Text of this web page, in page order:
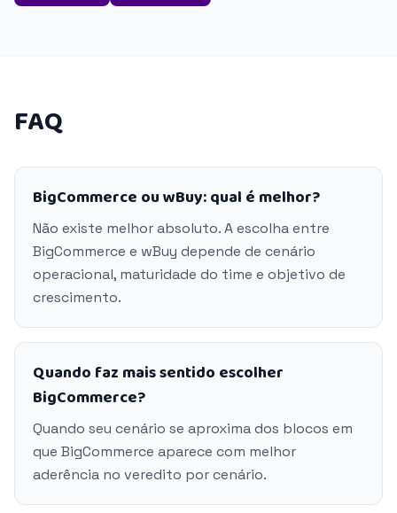
FAQ
BigCommerce ou wBuy: qual é melhor?
Não existe melhor absoluto. A escolha entre
BigCommerce e wBuy depende de cenário
operacional, maturidade do time e objetivo de
crescimento.
Quando faz mais sentido escolher
BigCommerce?
Quando seu cenário se aproxima dos blocos em
que BigCommerce aparece com melhor
aderência no veredito por cenário.